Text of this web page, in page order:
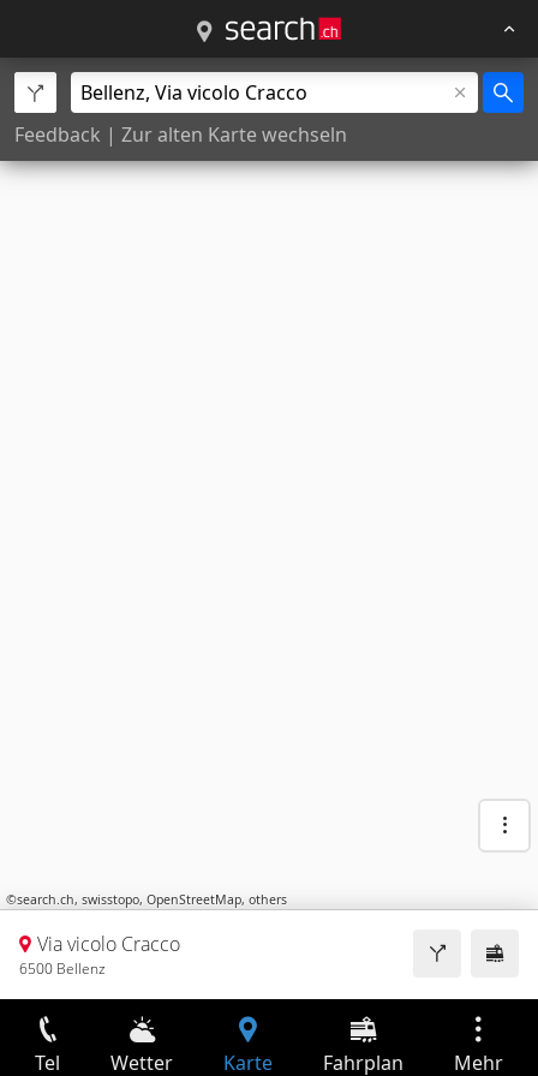
Feedback | Zur alten Karte wechseln
©search.ch, swisstopo, OpenStreetMap, others
Via vicolo Cracco
6500 Bellenz
Tel Wetter Karte Fahrplan Mehr